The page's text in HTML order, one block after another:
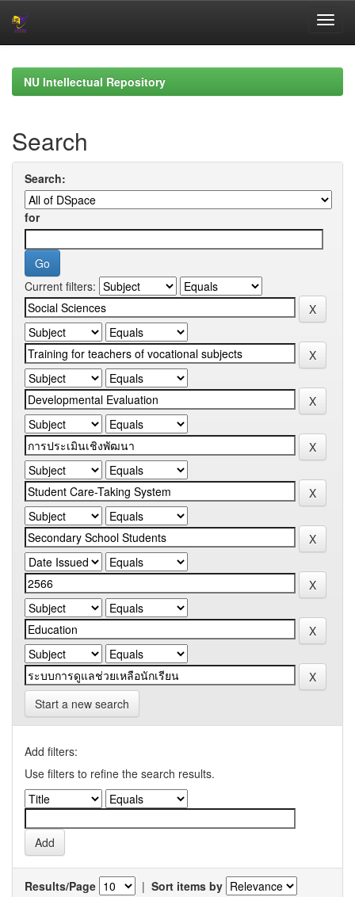
navigationNU Intellectual Repository
Search
Search:
for
Current filters:
Start a new search
Add filters:
Use filters to refine the search results.
Results/Page | Sort items by